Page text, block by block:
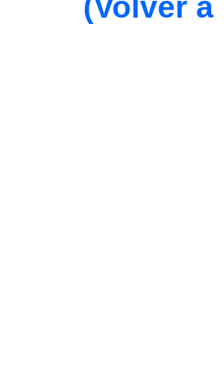
(Volver